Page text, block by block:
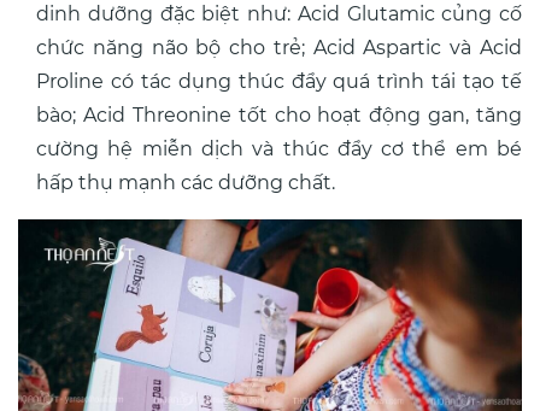
dinh dưỡng đặc biệt như: Acid Glutamic củng cố
chức năng não bộ cho trẻ; Acid Aspartic và Acid
Proline có tác dụng thúc đẩy quá trình tái tạo tế
bào; Acid Threonine tốt cho hoạt động gan, tăng
cường hệ miễn dịch và thúc đẩy cơ thể em bé
hấp thụ mạnh các dưỡng chất.